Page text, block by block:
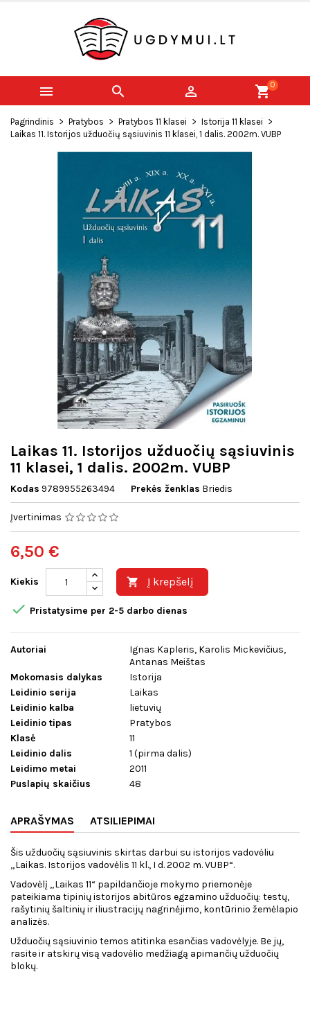
   shopping_cart0
Pagrindinis Pratybos Pratybos 11 klasei
Istorija 11 klasei
Laikas 11. Istorijos užduočių sąsiuvinis 11 klasei, 1 dalis. 2002m. VUBP
Laikas 11. Istorijos užduočių sąsiuvinis
11 klasei, 1 dalis. 2002m. VUBP
Kodas 9789955263494 Prekės ženklas Briedis
Įvertinimas
6,50 €
Kiekis  Į krepšelį
 Pristatysime per 2-5 darbo dienas
Autoriai
Ignas Kapleris, Karolis Mickevičius,
Antanas Meištas
Mokomasis dalykas
Istorija
Leidinio serija
Laikas
Leidinio kalba
lietuvių
Leidinio tipas
Pratybos
Klasė
11
Leidinio dalis
1 (pirma dalis)
Leidimo metai
2011
Puslapių skaičius
48
APRAŠYMAS ATSILIEPIMAI
Šis užduočių sąsiuvinis skirtas darbui su istorijos vadovėliu
„Laikas. Istorijos vadovėlis 11 kl., I d. 2002 m. VUBP“.
Vadovėlį „Laikas 11“ papildančioje mokymo priemonėje
pateikiama tipinių istorijos abitūros egzamino užduočių: testų,
rašytinių šaltinių ir iliustracijų nagrinėjimo, kontūrinio žemėlapio
analizės.
Užduočių sąsiuvinio temos atitinka esančias vadovėlyje. Be jų,
rasite ir atskirų visą vadovėlio medžiagą apimančių užduočių
blokų.